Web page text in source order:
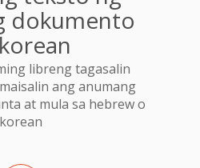
dokumento
libreng tagasalin
ang anumang
at mula sa hebrew o
korean